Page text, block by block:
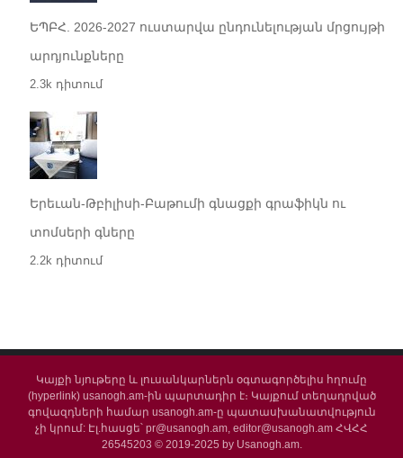
ԵՊԲՀ. 2026-2027 ուստարվա ընդունելության մրցույթի
արդյունքները
2.3k դիտում
Երեւան-Թբիլիսի-Բաթումի գնացքի գրաֆիկն ու
տոմսերի գները
2.2k դիտում
Կայքի նյութերը և լուսանկարներն օգտագործելիս հղումը
(hyperlink) usanogh.am-ին պարտադիր է։ Կայքում տեղադրված
գովազդների համար usanogh.am-ը պատասխանատվություն
չի կրում: Էլ.հասցե՝ pr@usanogh.am, editor@usanogh.am ՀՎՀՀ
26545203 © 2019-2025 by Usanogh.am.